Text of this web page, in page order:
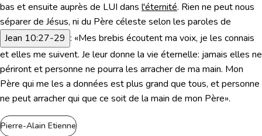
bas et ensuite auprès de LUI dans l'éternité. Rien ne peut nous
séparer de Jésus, ni du Père céleste selon les paroles de
Jean 10:27-29 : «Mes brebis écoutent ma voix, je les connais
et elles me suivent. Je leur donne la vie éternelle: jamais elles ne
périront et personne ne pourra les arracher de ma main. Mon
Père qui me les a données est plus grand que tous, et personne
ne peut arracher qui que ce soit de la main de mon Père».
Pierre-Alain Etienne